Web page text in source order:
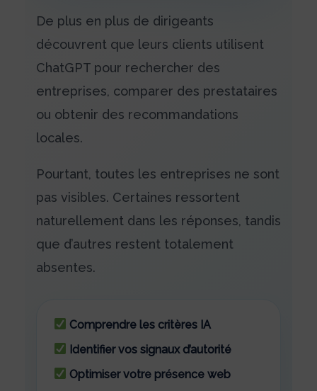
De plus en plus de dirigeants
découvrent que leurs clients utilisent
ChatGPT pour rechercher des
entreprises, comparer des prestataires
ou obtenir des recommandations
locales.
Pourtant, toutes les entreprises ne sont
pas visibles. Certaines ressortent
naturellement dans les réponses, tandis
que d’autres restent totalement
absentes.
Comprendre les critères IA
Identifier vos signaux d’autorité
Optimiser votre présence web